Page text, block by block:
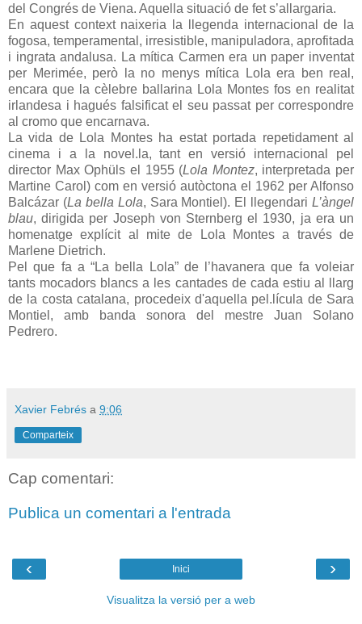
del Congrés de Viena. Aquella situació de fet s’allargaria.
En aquest context naixeria la llegenda internacional de la
fogosa, temperamental, irresistible, manipuladora, aprofitada
i ingrata andalusa. La mítica Carmen era un paper inventat
per Merimée, però la no menys mítica Lola era ben real,
encara que la cèlebre ballarina Lola Montes fos en realitat
irlandesa i hagués falsificat el seu passat per correspondre
al cromo que encarnava.
La vida de Lola Montes ha estat portada repetidament al
cinema i a la novel.la, tant en versió internacional pel
director Max Ophüls el 1955 (Lola Montez, interpretada per
Martine Carol) com en versió autòctona el 1962 per Alfonso
Balcázar (La bella Lola, Sara Montiel). El llegendari L’àngel
blau, dirigida per Joseph von Sternberg el 1930, ja era un
homenatge explícit al mite de Lola Montes a través de
Marlene Dietrich.
Pel que fa a “La bella Lola” de l’havanera que fa voleiar
tants mocadors blancs a les cantades de cada estiu al llarg
de la costa catalana, procedeix d'aquella pel.lícula de Sara
Montiel, amb banda sonora del mestre Juan Solano
Pedrero.
Xavier Febrés a 9:06
Comparteix
Cap comentari:
Publica un comentari a l'entrada
‹ ›
Inici
Visualitza la versió per a web